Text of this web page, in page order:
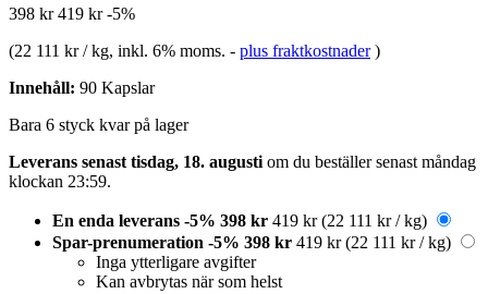
398 kr 419 kr -5%
(22 111 kr / kg, inkl. 6% moms. - plus fraktkostnader )
Innehåll: 90 Kapslar
Bara 6 styck kvar på lager
Leverans senast tisdag, 18. augusti om du beställer senast måndag
klockan 23:59.
En enda leverans -5% 398 kr 419 kr (22 111 kr / kg)
Spar-prenumeration -5% 398 kr 419 kr (22 111 kr / kg)
Inga ytterligare avgifter
Kan avbrytas när som helst